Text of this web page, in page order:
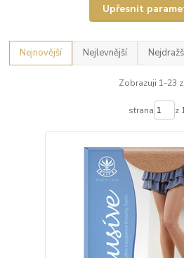
Upřesnit
Nejnovější Nejlevnější
Zobrazuji 1-23
strana z